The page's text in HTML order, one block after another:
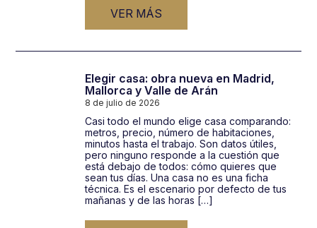
VER MÁS
Elegir casa: obra nueva en Madrid,
Mallorca y Valle de Arán
8 de julio de 2026
Casi todo el mundo elige casa comparando:
metros, precio, número de habitaciones,
minutos hasta el trabajo. Son datos útiles,
pero ninguno responde a la cuestión que
está debajo de todos: cómo quieres que
sean tus días. Una casa no es una ficha
técnica. Es el escenario por defecto de tus
mañanas y de las horas […]